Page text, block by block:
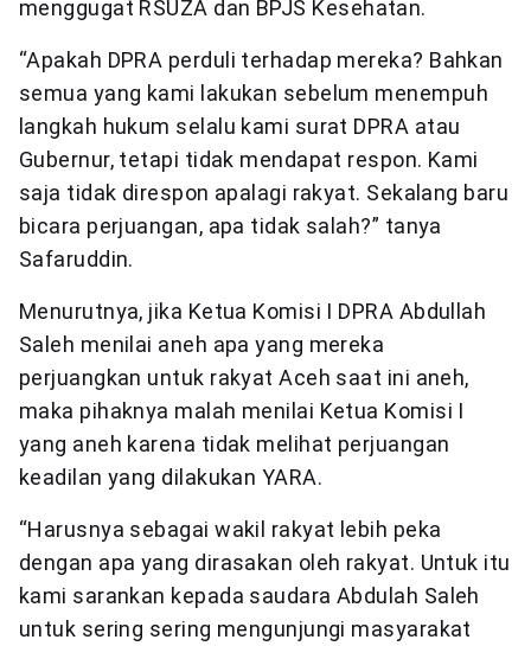
menggugat RSUZA dan BPJS Kesehatan.
“Apakah DPRA perduli terhadap mereka? Bahkan
semua yang kami lakukan sebelum menempuh
langkah hukum selalu kami surat DPRA atau
Gubernur, tetapi tidak mendapat respon. Kami
saja tidak direspon apalagi rakyat. Sekalang baru
bicara perjuangan, apa tidak salah?” tanya
Safaruddin.
Menurutnya, jika Ketua Komisi I DPRA Abdullah
Saleh menilai aneh apa yang mereka
perjuangkan untuk rakyat Aceh saat ini aneh,
maka pihaknya malah menilai Ketua Komisi I
yang aneh karena tidak melihat perjuangan
keadilan yang dilakukan YARA.
“Harusnya sebagai wakil rakyat lebih peka
dengan apa yang dirasakan oleh rakyat. Untuk itu
kami sarankan kepada saudara Abdulah Saleh
untuk sering sering mengunjungi masyarakat